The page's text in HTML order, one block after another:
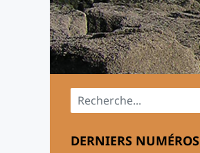
Menu principal
DERNIERS NUMÉROS